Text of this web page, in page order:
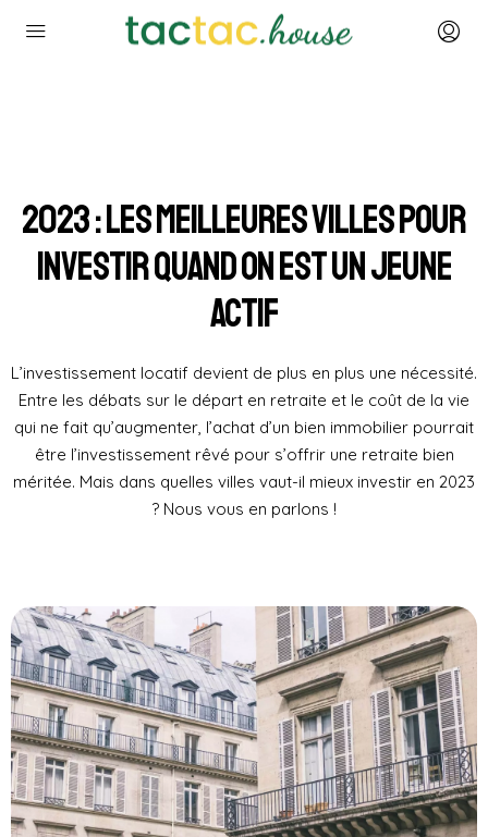
2023 : les meilleures villes pour
investir quand on est un jeune
actif
L’investissement locatif devient de plus en plus une nécessité.
Entre les débats sur le départ en retraite et le coût de la vie
qui ne fait qu’augmenter, l’achat d’un bien immobilier pourrait
être l’investissement rêvé pour s’offrir une retraite bien
méritée. Mais dans quelles villes vaut-il mieux investir en 2023
? Nous vous en parlons !